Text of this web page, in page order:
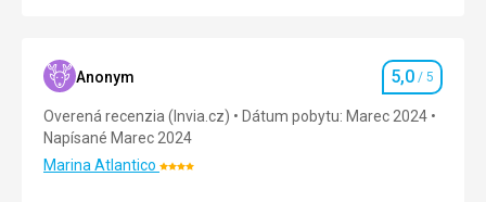
Ubytovanie 5,0/ 5
Okolie
Anonym Hodnotenie
5,0 / 5
Overená recenzia (Invia.cz)
Dátum pobytu: Marec 2024
Napísané Marec 2024
Marina AtlanticoHodnotenie: